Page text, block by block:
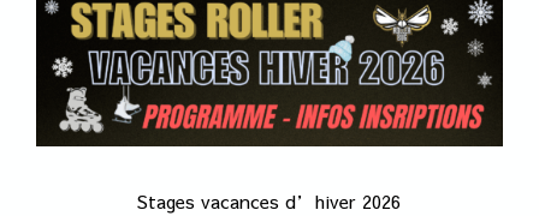
Stages vacances d’hiver 2026